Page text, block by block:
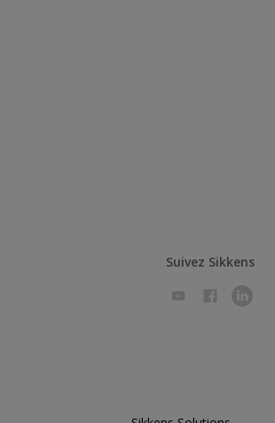
Suivez Sikkens